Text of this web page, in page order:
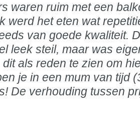
waren ruim met een
werd het eten wat
van goede kwaliteit.
leek steil, maar was
als reden te zien om
je in een mum van tijd
De verhouding tussen